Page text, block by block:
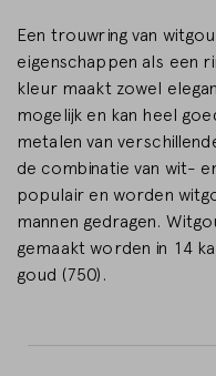
Een trouwring van
eigenschappen als een
kleur maakt zowel
mogelijk en kan heel
metalen van
de combinatie van wit-
populair en worden
mannen gedragen.
gemaakt worden in 14
goud (750).